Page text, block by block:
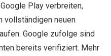
Play verbreiten,
vollständigen neuen
Google zufolge sind
bereits verifiziert. Mehr